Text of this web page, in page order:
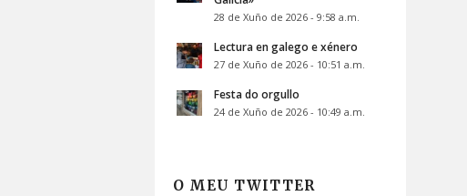
28 de Xuño de 2026 - 9:58 a.m.
Lectura en galego e xénero
27 de Xuño de 2026 - 10:51 a.m.
Festa do orgullo
24 de Xuño de 2026 - 10:49 a.m.
O MEU TWITTER